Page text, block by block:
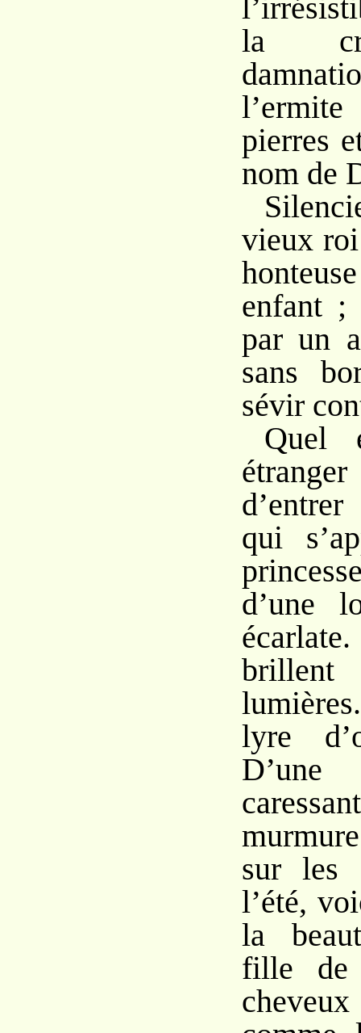
la
pierres
nom de
vieux
enfant ;
par un
sans
sévir
Quel
qui
d’une
brillent
lyre
sur les
l’été,
la
fille de